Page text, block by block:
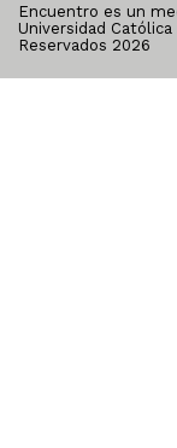
Encuentro es un
Universidad
Reservados 2026